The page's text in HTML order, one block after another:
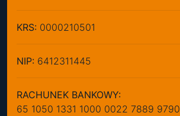
KRS: 0000210501
NIP: 6412311445
RACHUNEK BANKOWY:
65 1050 1331 1000 0022 7889 9790